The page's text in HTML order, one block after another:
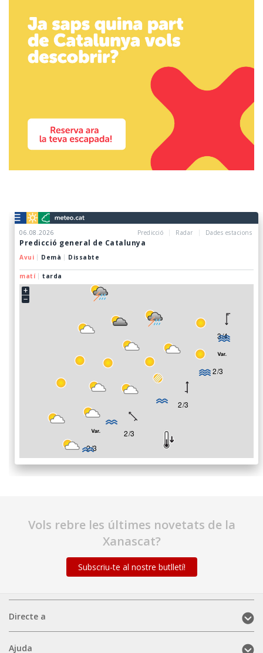
Vols rebre les últimes novetats de la
Xanascat?
Subscriu-te al nostre butlletí!
Directe
a
Directe a
Ajuda
Ajuda